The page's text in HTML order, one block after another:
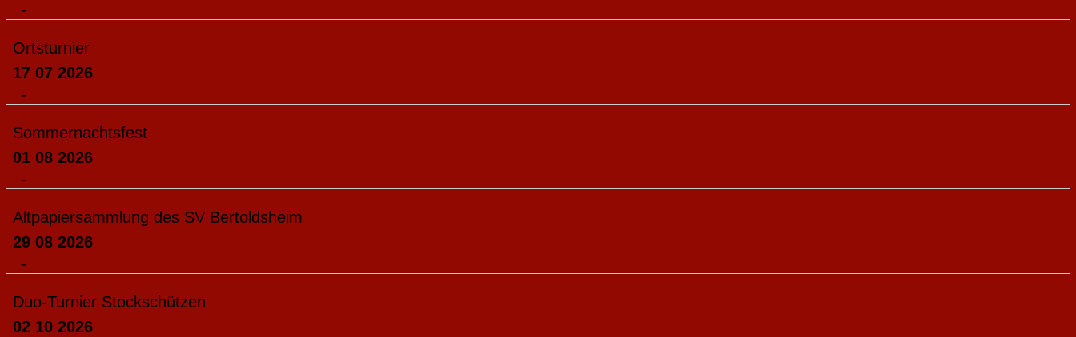
-
Ortsturnier
17 07 2026
-
Sommernachtsfest
01 08 2026
-
Altpapiersammlung des SV Bertoldsheim
29 08 2026
-
Duo-Turnier Stockschützen
02 10 2026